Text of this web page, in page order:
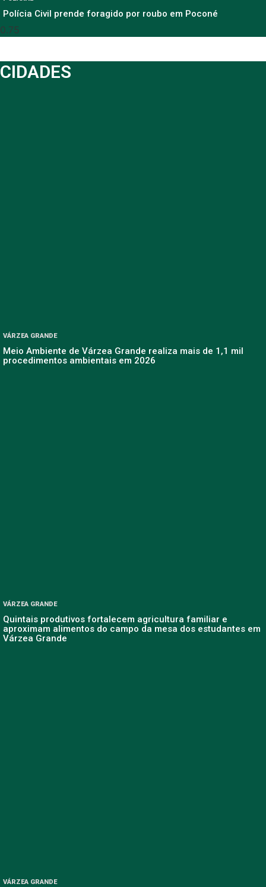
Polícia Civil prende foragido por roubo em Poconé
CIDADES
VÁRZEA GRANDE
Meio Ambiente de Várzea Grande realiza mais de 1,1 mil
procedimentos ambientais em 2026
VÁRZEA GRANDE
Quintais produtivos fortalecem agricultura familiar e
aproximam alimentos do campo da mesa dos estudantes em
Várzea Grande
VÁRZEA GRANDE